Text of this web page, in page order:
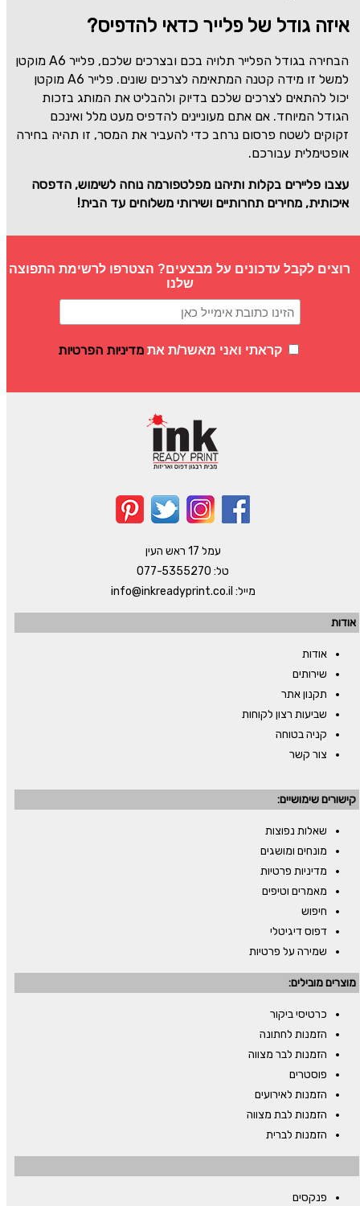
איזה גודל של פלייר כדאי להדפיס?
הבחירה בגודל הפלייר תלויה בכם ובצרכים שלכם, פלייר A6 מוקטן
למשל זו מידה קטנה המתאימה לצרכים שונים. פלייר A6 מוקטן
יכול להתאים לצרכים שלכם בדיוק ולהבליט את המותג בזכות
הגודל המיוחד. אם אתם מעוניינים להדפיס מעט מלל ואינכם
זקוקים לשטח פרסום נרחב כדי להעביר את המסר, זו תהיה בחירה
אופטימלית עבורכם.
עצבו פליירים בקלות ותיהנו מפלטפורמה נוחה לשימוש, הדפסה
איכותית, מחירים תחרותיים ושירותי משלוחים עד הבית!
רוצים לקבל עדכונים על מבצעים? הצטרפו לרשימת התפוצה
שלנו
קראתי ואני מאשר/ת את מדיניות הפרטיות
עמל 17 ראש העין
טל: 077-5355270
מייל: info@inkreadyprint.co.il
אודות
אודות
שירותים
תקנון אתר
שביעות רצון לקוחות
קניה בטוחה
צור קשר
קישורים שימושיים:
שאלות נפוצות
מונחים ומושגים
מדיניות פרטיות
מאמרים וטיפים
חיפוש
דפוס דיגיטלי
שמירה על פרטיות
מוצרים מובילים:
כרטיסי ביקור
הזמנות לחתונה
הזמנות לבר מצווה
פוסטרים
הזמנות לאירועים
הזמנות לבת מצווה
הזמנות לברית
פנקסים